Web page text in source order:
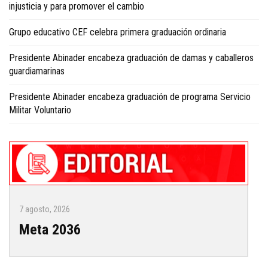
injusticia y para promover el cambio
Grupo educativo CEF celebra primera graduación ordinaria
Presidente Abinader encabeza graduación de damas y caballeros
guardiamarinas
Presidente Abinader encabeza graduación de programa Servicio
Militar Voluntario
7 agosto, 2026
Meta 2036